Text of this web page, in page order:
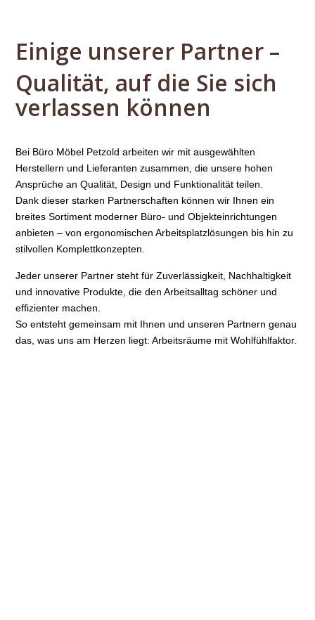
Einige unserer Partner –
Qualität, auf die Sie sich
verlassen können
Bei Büro Möbel Petzold arbeiten wir mit ausgewählten
Herstellern und Lieferanten zusammen, die unsere hohen
Ansprüche an Qualität, Design und Funktionalität teilen.
Dank dieser starken Partnerschaften können wir Ihnen ein
breites Sortiment moderner Büro- und Objekteinrichtungen
anbieten – von ergonomischen Arbeitsplatzlösungen bis hin zu
stilvollen Komplettkonzepten.
Jeder unserer Partner steht für Zuverlässigkeit, Nachhaltigkeit
und innovative Produkte, die den Arbeitsalltag schöner und
effizienter machen.
So entsteht gemeinsam mit Ihnen und unseren Partnern genau
das, was uns am Herzen liegt: Arbeitsräume mit Wohlfühlfaktor.